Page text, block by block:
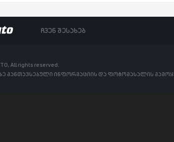
ჩვენ შესახებ
All rights reserved.
ზე განთავსებული ინფორმაციის და ფოტომასალის